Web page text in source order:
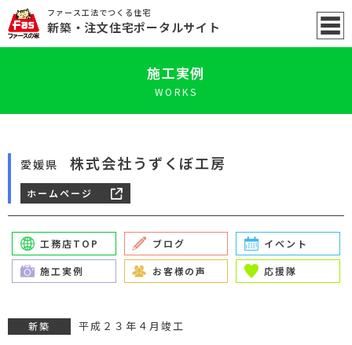
ファース工法でつくる住宅
新築 ・注文住宅ポータルサイト
施工実例
WORKS
愛媛県 株式会社うずくぼ工房
ホームページ
工務店TOP ブログ イベント
施工実例 お客様の声 応援隊
新築 平成２３年４月竣工